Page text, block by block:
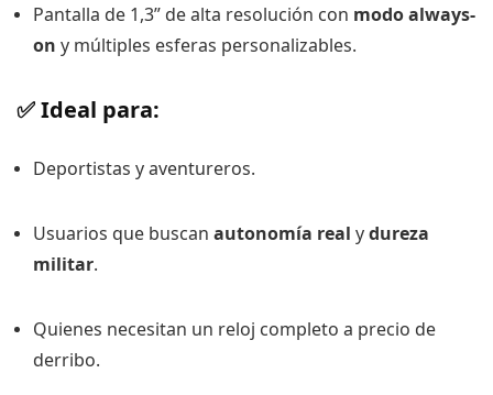
Pantalla de 1,3” de alta resolución con modo always-
on y múltiples esferas personalizables.
✅ Ideal para:
Deportistas y aventureros.
Usuarios que buscan autonomía real ydureza
militar.
Quienes necesitan un reloj completo a precio de
derribo.